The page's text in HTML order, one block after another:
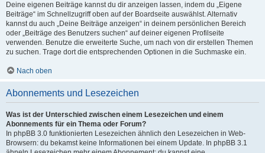
Deine eigenen Beiträge kannst du dir anzeigen lassen, indem du „Eigene
Beiträge“ im Schnellzugriff oben auf der Boardseite auswählst. Alternativ
kannst du auch „Deine Beiträge anzeigen“ in deinem persönlichen Bereich
oder „Beiträge des Benutzers suchen“ auf deiner eigenen Profilseite
verwenden. Benutze die erweiterte Suche, um nach von dir erstellen Themen
zu suchen. Trage dort die entsprechenden Optionen in die Suchmaske ein.
Nach oben
Abonnements und Lesezeichen
Was ist der Unterschied zwischen einem Lesezeichen und einem
Abonnements für ein Thema oder Forum?
In phpBB 3.0 funktionierten Lesezeichen ähnlich den Lesezeichen in Web-
Browsern: du bekamst keine Informationen bei einem Update. In phpBB 3.1